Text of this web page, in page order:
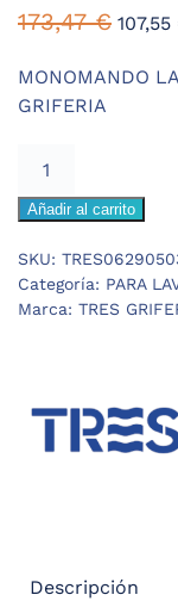
173,47€ El
107,55
MONOMANDO
GRIFERIA
MONOMANDO
CAÑO
ALTO
Añadir al carrito
SKU:
Categoría: PARA
Marca: TRES
Descripción